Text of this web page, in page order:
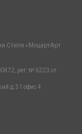
Стиля «МоцартАрт
рег.№ 6223 от
д.51 офис 4